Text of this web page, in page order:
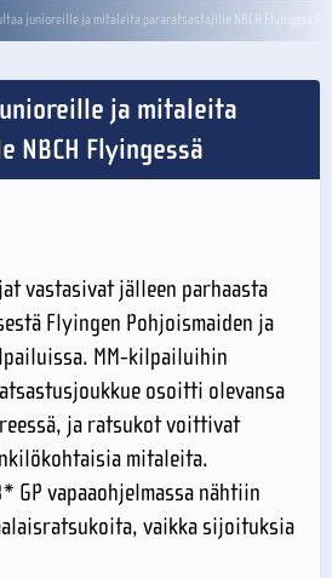
junioreille ja mitaleita pararatsastajille NBCH Flyingessä
ja mitaleita
Flyingessä
vastasivat jälleen parhaasta
Flyingen Pohjoismaiden ja
MM-kilpailuihin
osoitti olevansa
ja ratsukot voittivat
mitaleita.
GP vapaaohjelmassa nähtiin
vaikka sijoituksia